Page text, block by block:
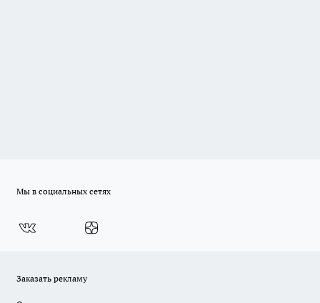
Мы в социальных сетях
Заказать рекламу